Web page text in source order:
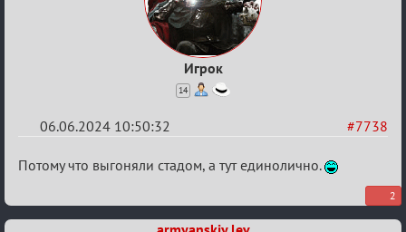
Игрок
14
#7738
06.06.2024 10:50:32
Re:
Вендетты
Потому что выгоняли стадом, а тут единолично.
2